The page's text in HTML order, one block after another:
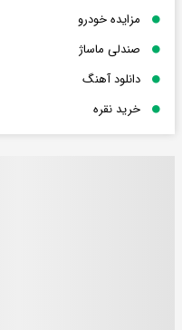
مزایده خودرو
صندلی ماساژ
دانلود آهنگ
خرید نقره